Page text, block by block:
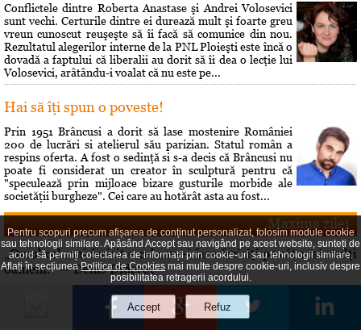
Conflictele dintre Roberta Anastase şi Andrei Volosevici
sunt vechi. Certurile dintre ei durează mult şi foarte greu
vreun cunoscut reuşeşte să îi facă să comunice din nou.
Rezultatul alegerilor interne de la PNL Ploieşti este încă o
dovadă a faptului că liberalii au dorit să îi dea o lecţie lui
Volosevici, arâtându-i voalat că nu este pe...
Hai să îţi spun o poveste!
Prin 1951 Brâncusi a dorit să lase mostenire României
200 de lucrări si atelierul său parizian. Statul român a
respins oferta. A fost o sedinţă si s-a decis că Brâncusi nu
poate fi considerat un creator în sculptură pentru că
"speculează prin mijloace bizare gusturile morbide ale
societăţii burgheze". Cei care au hotărât asta au fost...
Maxima zilei
„Omul cel mai fericit e cel care-i face fericiţi pe cât mai mulţi
oameni.” — Denis Diderot
Curs valutar
Pentru scopuri precum afișarea de conținut personalizat, folosim module cookie
sau tehnologii similare. Apăsând Accept sau navigând pe acest website, sunteți de
acord să permiți colectarea de informații prin cookie-uri sau tehnologii similare.
Aflați în secțiuneaPolitica de Cookies mai multe despre cookie-uri, inclusiv despre
posibilitatea retragerii acordului.